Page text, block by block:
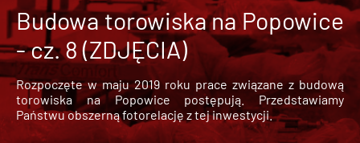
Budowa torowiska na Popowice
- cz. 8 (ZDJĘCIA)
Rozpoczęte w maju 2019 roku prace związane z budową
torowiska na Popowice
postępują. Przedstawiamy
Państwu obszerną fotorelację z tej inwestycji.